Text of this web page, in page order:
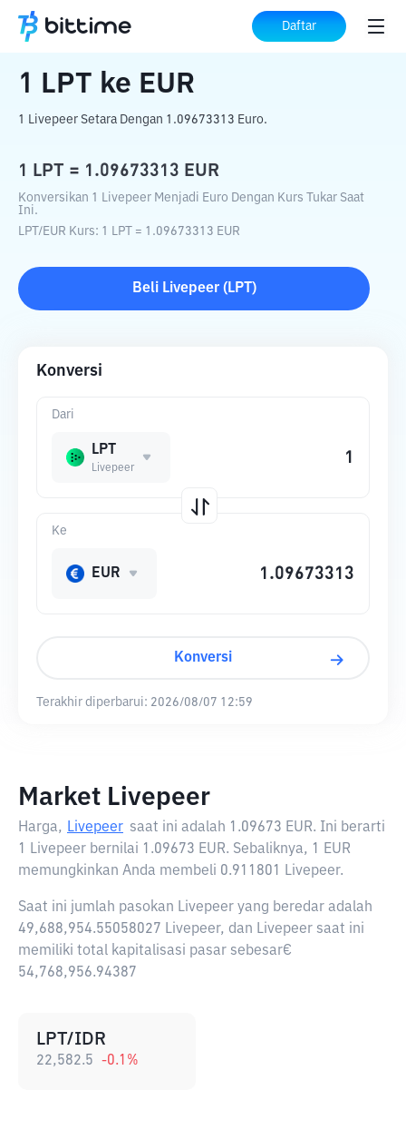
Daftar
Beranda Konverter Kripto ke EUR
1 LPT ke EUR
1 Livepeer Setara Dengan 1.09673313 Euro.
1 LPT = 1.09673313 EUR
Konversikan 1 Livepeer Menjadi Euro Dengan Kurs Tukar Saat
Ini.
LPT /EUR Kurs: 1 LPT = 1.09673313 EUR
Beli Livepeer( LPT )
Konversi
Dari
LPT
Livepeer
Ke
EUR
Konversi
Terakhir diperbarui: 2026/08/07 12:59
Market Livepeer
Harga, Livepeer saat ini adalah 1.09673 EUR. Ini berarti
1 Livepeer bernilai 1.09673 EUR. Sebaliknya, 1 EUR
memungkinkan Anda membeli 0.911801 Livepeer.
Saat ini jumlah pasokan Livepeer yang beredar adalah
49,688,954.55058027 Livepeer, dan Livepeer saat ini
memiliki total kapitalisasi pasar sebesar€
54,768,956.94387
LPT/IDR
22,582.5 -0.1 %